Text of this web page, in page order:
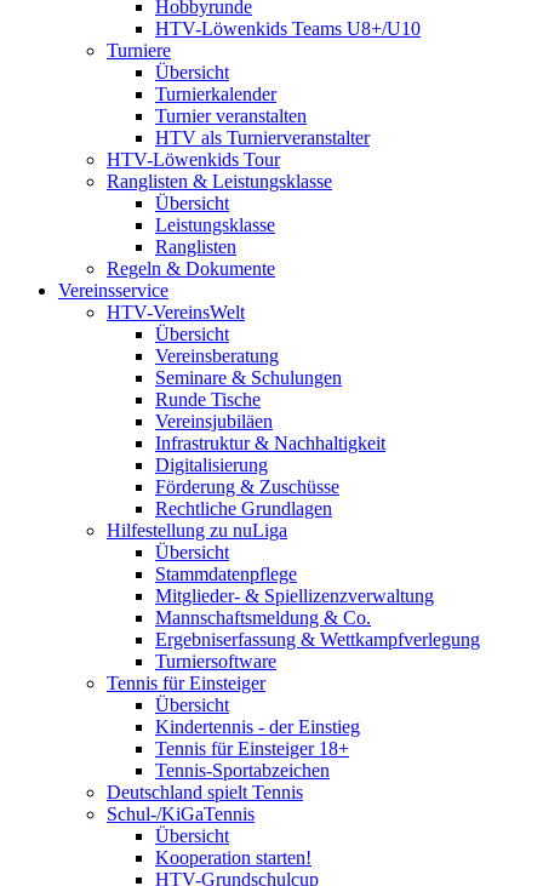
Hobbyrunde
HTV-Löwenkids Teams U8+/U10
Turniere
Übersicht
Turnierkalender
Turnier veranstalten
HTV als Turnierveranstalter
HTV-Löwenkids Tour
Ranglisten & Leistungsklasse
Übersicht
Leistungsklasse
Ranglisten
Regeln & Dokumente
Vereinsservice
HTV-VereinsWelt
Übersicht
Vereinsberatung
Seminare & Schulungen
Runde Tische
Vereinsjubiläen
Infrastruktur & Nachhaltigkeit
Digitalisierung
Förderung & Zuschüsse
Rechtliche Grundlagen
Hilfestellung zu nuLiga
Übersicht
Stammdatenpflege
Mitglieder- & Spiellizenzverwaltung
Mannschaftsmeldung & Co.
Ergebniserfassung & Wettkampfverlegung
Turniersoftware
Tennis für Einsteiger
Übersicht
Kindertennis - der Einstieg
Tennis für Einsteiger 18+
Tennis-Sportabzeichen
Deutschland spielt Tennis
Schul-/KiGaTennis
Übersicht
Kooperation starten!
HTV-Grundschulcup